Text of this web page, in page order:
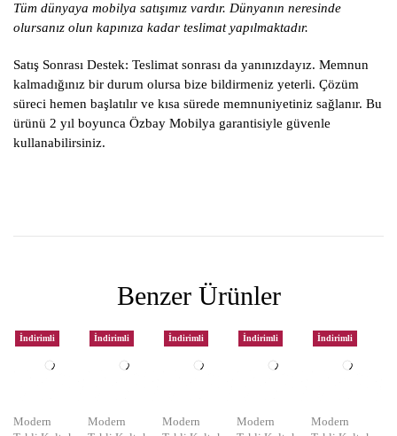
Tüm dünyaya mobilya satışımız vardır. Dünyanın neresinde
olursanız olun kapınıza kadar teslimat yapılmaktadır.
Satış Sonrası Destek: Teslimat sonrası da yanınızdayız. Memnun
kalmadığınız bir durum olursa bize bildirmeniz yeterli. Çözüm
süreci hemen başlatılır ve kısa sürede memnuniyetiniz sağlanır. Bu
ürünü 2 yıl boyunca Özbay Mobilya garantisiyle güvenle
kullanabilirsiniz.
Benzer Ürünler
İndirimli
Modern
İndirimli
Modern
İndirimli
Modern
İndirimli
Modern
İndirimli
Modern